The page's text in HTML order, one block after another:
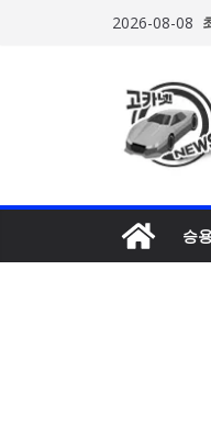
2026-08-08
승